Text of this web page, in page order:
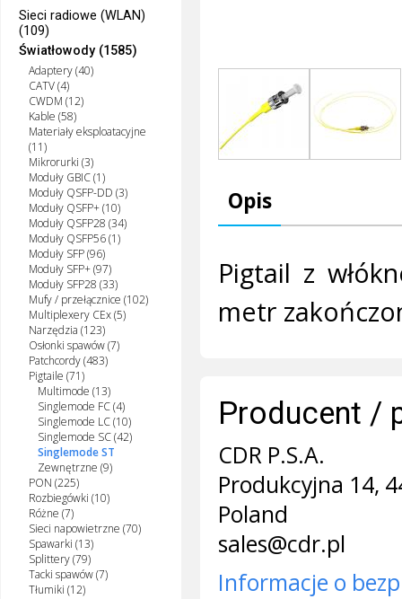
Sieci radiowe (WLAN)
(109)
Światłowody (1585)
Adaptery (40)
CATV (4)
CWDM (12)
Kable (58)
Materiały eksploatacyjne
(11)
Mikrorurki (3)
Moduły GBIC (1)
Moduły QSFP-DD (3)
Moduły QSFP+ (10)
Moduły QSFP28 (34)
Moduły QSFP56 (1)
Moduły SFP (96)
Moduły SFP+ (97)
Moduły SFP28 (33)
Mufy / przełącznice (102)
Multiplexery CEx (5)
Narzędzia (123)
Osłonki spawów (7)
Patchcordy (483)
Pigtaile (71)
Multimode (13)
Singlemode FC (4)
Singlemode LC (10)
Singlemode SC (42)
Singlemode ST
Zewnętrzne (9)
PON (225)
Rozbiegówki (10)
Różne (7)
Sieci napowietrzne (70)
Spawarki (13)
Splittery (79)
Tacki spawów (7)
Tłumiki (12)
Opis
Pigtail z
metr
Producent /
CDR P.S.A.
Produkcyjna 14,
Poland
sales@cdr.pl
Informacje o